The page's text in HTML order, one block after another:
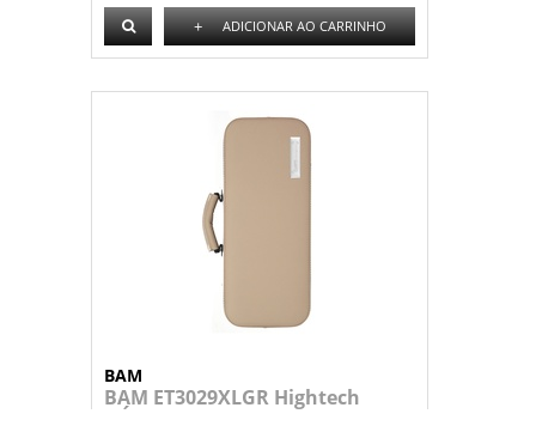
+ ADICIONAR AO CARRINHO
BAM
BAM ET3029XLGR Hightech
L'Étoile